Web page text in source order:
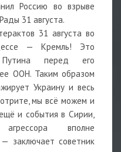
Россию во взрыве
31 августа.
31 августа во
— Кремль! Это
Путина перед его
ООН. Таким образом
Украину и весь
мы всё можем и
и события в Сирии,
вполне
заключает советник